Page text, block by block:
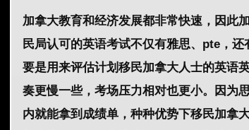
加拿大教育和经济发展都非常快速，因此
民局认可的英语考试不仅有雅思、pte，
要是用来评估计划移民加拿大人士的英语
奏更慢一些，考场压力相对也更小。因为
内就能拿到成绩单，种种优势下移民加拿